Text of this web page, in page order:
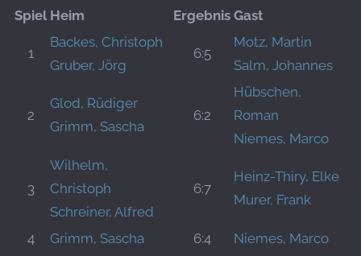
Spiel Heim Ergebnis Gast
1
Backes, Christoph
Gruber, Jörg
6:5
Motz, Martin
Salm, Johannes
2
Glod, Rüdiger
Grimm, Sascha
6:2
Hübschen,
Roman
Niemes, Marco
3
Wilhelm,
Christoph
Schreiner, Alfred
6:7
Heinz-Thiry, Elke
Murer, Frank
4 Grimm, Sascha 6:4 Niemes, Marco